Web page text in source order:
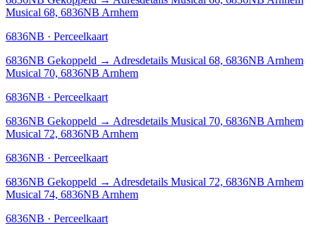
Musical 68, 6836NB Arnhem
6836NB · Perceelkaart
6836NB Gekoppeld → Adresdetails Musical 68, 6836NB Arnhem
Musical 70, 6836NB Arnhem
6836NB · Perceelkaart
6836NB Gekoppeld → Adresdetails Musical 70, 6836NB Arnhem
Musical 72, 6836NB Arnhem
6836NB · Perceelkaart
6836NB Gekoppeld → Adresdetails Musical 72, 6836NB Arnhem
Musical 74, 6836NB Arnhem
6836NB · Perceelkaart